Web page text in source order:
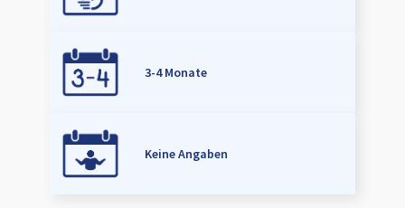
3-4 Monate
Keine Angaben